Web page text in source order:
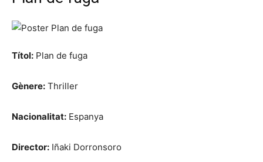
Títol: Plan de fuga
Gènere: Thriller
Nacionalitat: Espanya
Director: Iñaki Dorronsoro